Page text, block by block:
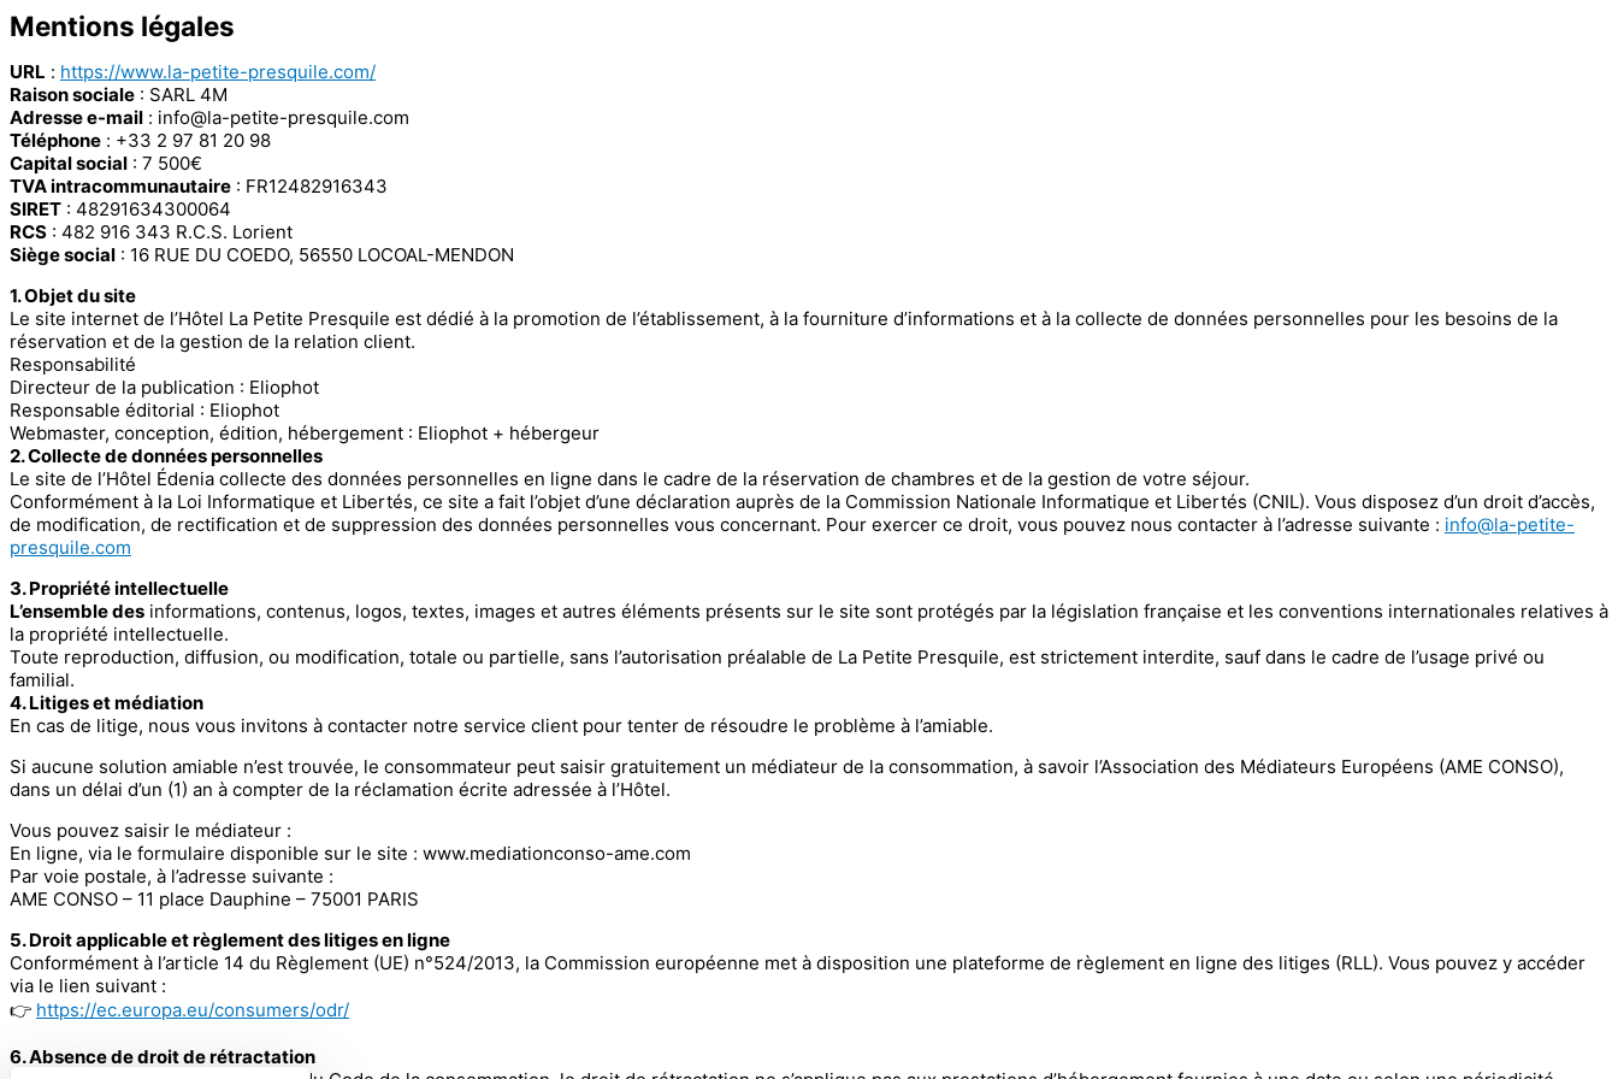
Mentions légales
URL : https://www.la-petite-presquile.com/
Raison sociale : SARL 4M
Adresse e-mail : info@la-petite-presquile.com
Téléphone : +33 2 97 81 20 98
Capital social : 7 500€
TVA intracommunautaire : FR12482916343
SIRET : 48291634300064
RCS : 482 916 343 R.C.S. Lorient
Siège social : 16 RUE DU COEDO, 56550 LOCOAL-MENDON
1. Objet du site
Le site internet de l’Hôtel La Petite Presquile est dédié à la promotion de l’établissement, à la fourniture d’informations et à la collecte de données personnelles pour les besoins de la
réservation et de la gestion de la relation client.
Responsabilité
Directeur de la publication : Eliophot
Responsable éditorial : Eliophot
Webmaster, conception, édition, hébergement : Eliophot + hébergeur
2. Collecte de données personnelles
Le site de l’Hôtel Édenia collecte des données personnelles en ligne dans le cadre de la réservation de chambres et de la gestion de votre séjour.
Conformément à la Loi Informatique et Libertés, ce site a fait l’objet d’une déclaration auprès de la Commission Nationale Informatique et Libertés (CNIL). Vous disposez d’un droit d’accès,
de modification, de rectification et de suppression des données personnelles vous concernant. Pour exercer ce droit, vous pouvez nous contacter à l’adresse suivante : info@la-petite-
presquile.com
3. Propriété intellectuelle
L’ensemble des informations, contenus, logos, textes, images et autres éléments présents sur le site sont protégés par la législation française et les conventions internationales relatives à
la propriété intellectuelle.
Toute reproduction, diffusion, ou modification, totale ou partielle, sans l’autorisation préalable de La Petite Presquile, est strictement interdite, sauf dans le cadre de l’usage privé ou
familial.
4. Litiges et médiation
En cas de litige, nous vous invitons à contacter notre service client pour tenter de résoudre le problème à l’amiable.
Si aucune solution amiable n’est trouvée, le consommateur peut saisir gratuitement un médiateur de la consommation, à savoir l’Association des Médiateurs Européens (AME CONSO),
dans un délai d’un (1) an à compter de la réclamation écrite adressée à l’Hôtel.
Vous pouvez saisir le médiateur :
En ligne, via le formulaire disponible sur le site : www.mediationconso-ame.com
Par voie postale, à l’adresse suivante :
AME CONSO – 11 place Dauphine – 75001 PARIS
5. Droit applicable et règlement des litiges en ligne
Conformément à l’article 14 du Règlement (UE) n°524/2013, la Commission européenne met à disposition une plateforme de règlement en ligne des litiges (RLL). Vous pouvez y accéder
via le lien suivant :
👉 https://ec.europa.eu/consumers/odr/
6. Absence de droit de rétractation
Panneau de gestion des cookies